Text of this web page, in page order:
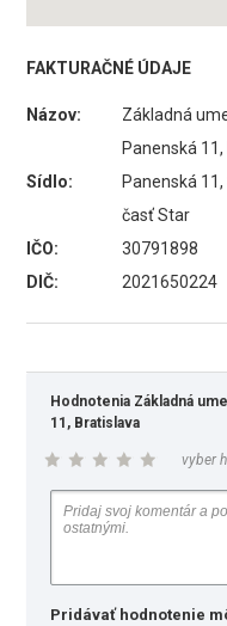
FAKTURAČNÉ ÚDAJE
Názov:
Základná
Panenská
Sídlo:
Panenská
časť Star
IČO:
30791898
DIČ:
2021650224
Hodnotenia Základná
11, Bratislava
vyber
Pridávať hodnotenie